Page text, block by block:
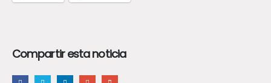
Compartir esta noticia